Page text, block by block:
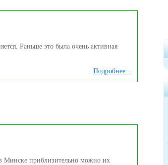
Раньше это была очень активная
Подробнее...
в Минске приблизительно можно их